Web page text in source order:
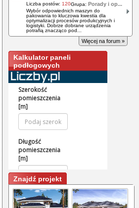
Liczba postów: 120Grupa: Porady i op...
Wybór odpowiednich maszyn do
pakowania to kluczowa kwestia dla
optymalizacji procesów produkcyjnych i
logistyki. Dobrze dobrane urządzenia
potrafią znacząco pod...
Więcej na forum »
Kalkulator paneli
podłogowych
Znajdź projekt